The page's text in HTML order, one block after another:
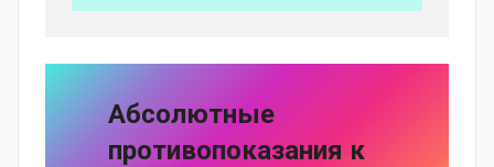
Абсолютные
противопоказания к